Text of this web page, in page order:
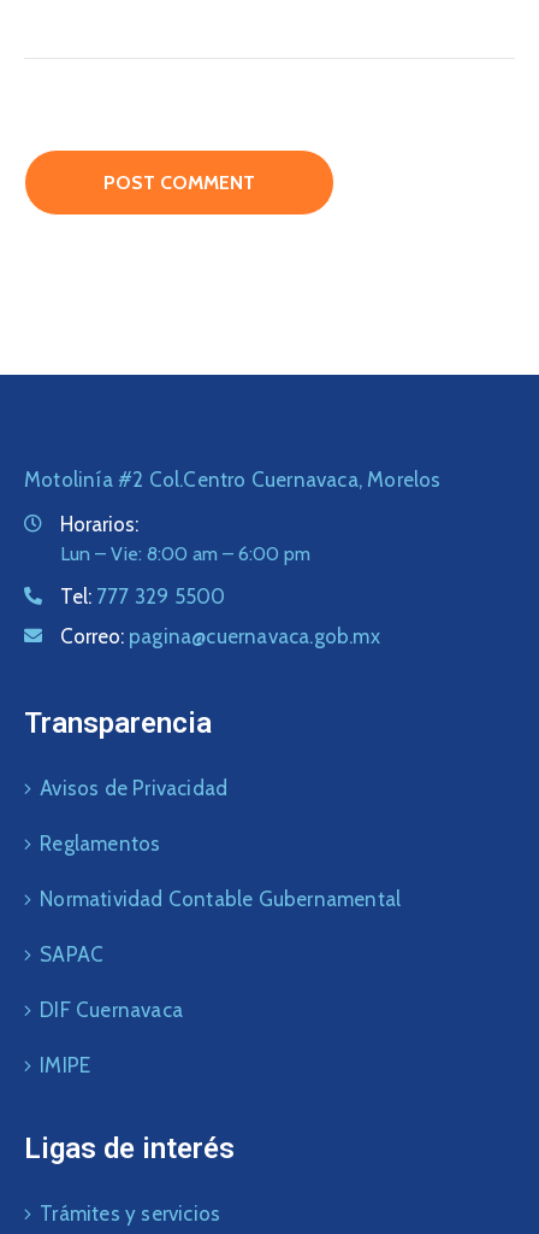
Motolinía #2 Col.Centro Cuernavaca, Morelos
Horarios:
Lun – Vie: 8:00 am – 6:00 pm
Tel: 777 329 5500
Correo: pagina@cuernavaca.gob.mx
Transparencia
Avisos de Privacidad
Reglamentos
Normatividad Contable Gubernamental
SAPAC
DIF Cuernavaca
IMIPE
Ligas de interés
Trámites y servicios